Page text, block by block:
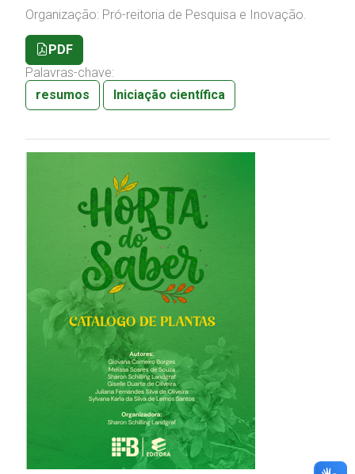
Organização: Pró-reitoria de Pesquisa e Inovação.
PDF
Palavras-chave:
resumos
Iniciação científica